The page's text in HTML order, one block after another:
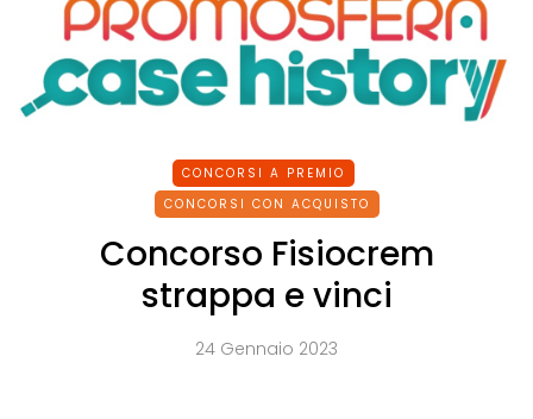
CONCORSI A PREMIO
CONCORSI CON ACQUISTO
Concorso Fisiocrem
strappa e vinci
24 Gennaio 2023